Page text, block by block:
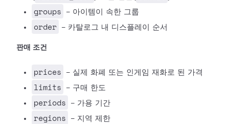
groups - 아이템이 속한 그룹
order - 카탈로그 내 디스플레이 순서
판매 조건
prices - 실제 화폐 또는 인게임 재화로 된 가격
limits - 구매 한도
periods - 가용 기간
regions - 지역 제한